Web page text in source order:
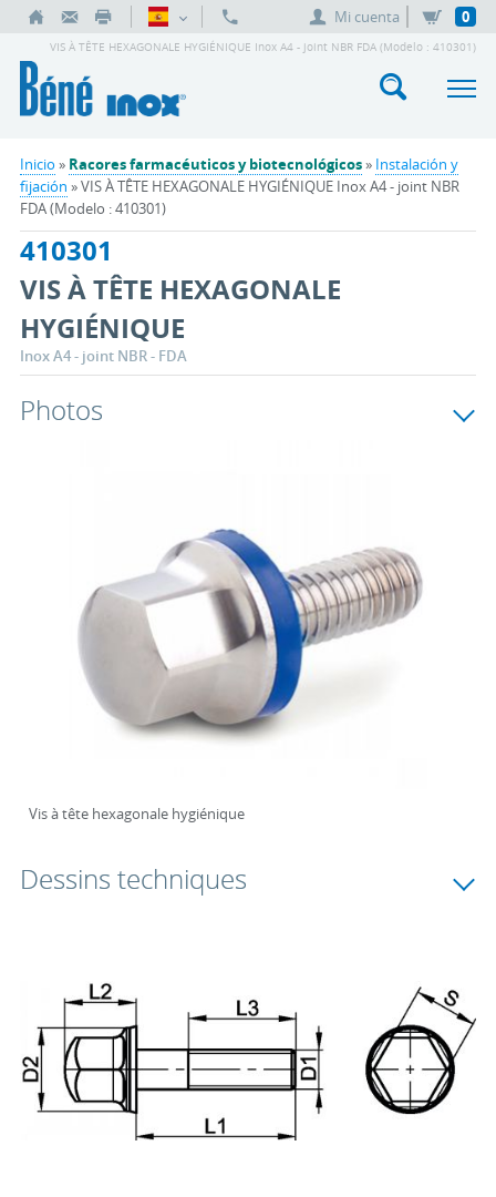
Mi cuenta 0
VIS À TÊTE HEXAGONALE HYGIÉNIQUE Inox A4 - joint NBR FDA (Modelo : 410301)
Inicio » Racores farmacéuticos y biotecnológicos» Instalación y
fijación » VIS À TÊTE HEXAGONALE HYGIÉNIQUE Inox A4 - joint NBR
FDA (Modelo : 410301)
410301
VIS À TÊTE HEXAGONALE
HYGIÉNIQUE
Inox A4 - joint NBR - FDA
Photos
Vis à tête hexagonale hygiénique
Dessins techniques